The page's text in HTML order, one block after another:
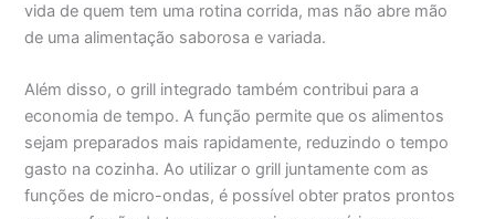
vida de quem tem uma rotina corrida, mas não abre mão
de uma alimentação saborosa e variada.
Além disso, o grill integrado também contribui para a
economia de tempo. A função permite que os alimentos
sejam preparados mais rapidamente, reduzindo o tempo
gasto na cozinha. Ao utilizar o grill juntamente com as
funções de micro-ondas, é possível obter pratos prontos